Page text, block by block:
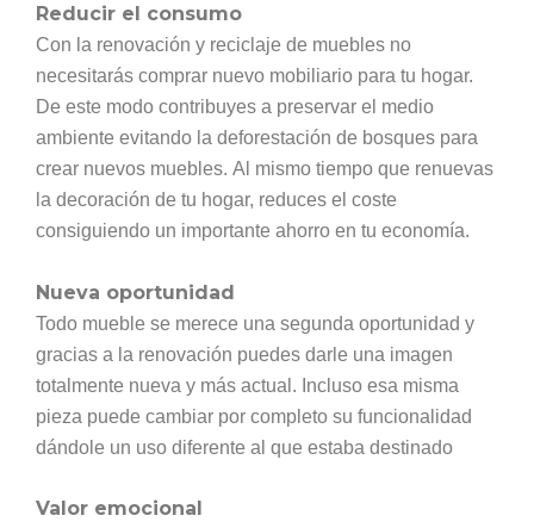
Reducir el consumo
Con la renovación y reciclaje de muebles no
necesitarás comprar nuevo mobiliario para tu hogar.
De este modo contribuyes a preservar el medio
ambiente evitando la deforestación de bosques para
crear nuevos muebles. Al mismo tiempo que renuevas
la decoración de tu hogar, reduces el coste
consiguiendo un importante ahorro en tu economía.
Nueva oportunidad
Todo mueble se merece una segunda oportunidad y
gracias a la renovación puedes darle una imagen
totalmente nueva y más actual. Incluso esa misma
pieza puede cambiar por completo su funcionalidad
dándole un uso diferente al que estaba destinado
Valor emocional